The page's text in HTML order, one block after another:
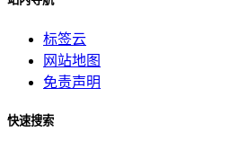
标签云
网站地图
免责声明
快速搜索